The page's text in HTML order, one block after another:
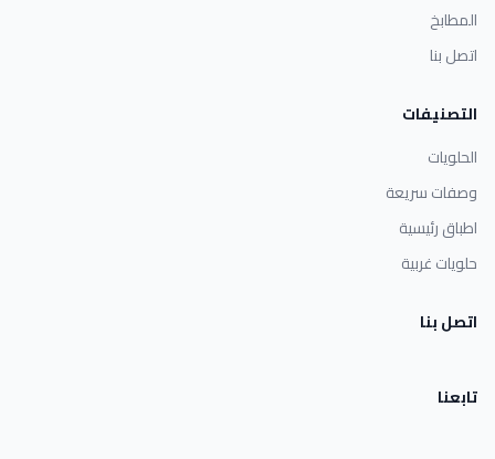
المطابخ
اتصل بنا
التصنيفات
الحلويات
وصفات سريعة
اطباق رئيسية
حلويات غربية
اتصل بنا
تابعنا